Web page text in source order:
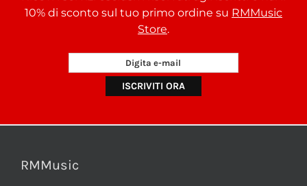
10% di sconto sul tuo primo ordine su RMMusic
Store.
RMMusic